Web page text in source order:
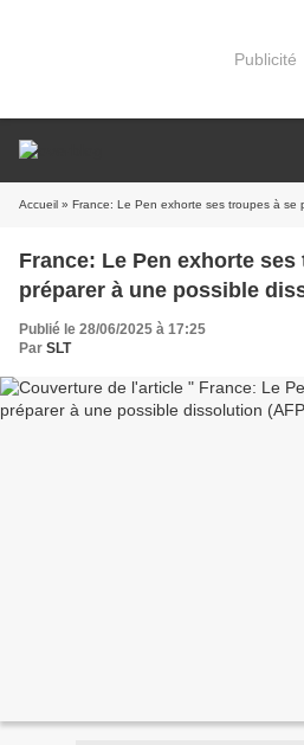
Publicité
Accueil » France: Le Pen exhorte ses troupes à se
France: Le Pen exhorte ses
préparer à une possible
Publié le 28/06/2025 à 17:25
Par SLT